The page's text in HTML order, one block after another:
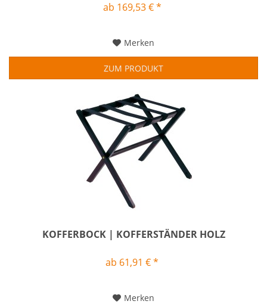
ab 169,53 € *
Merken
ZUM PRODUKT
KOFFERBOCK | KOFFERSTÄNDER HOLZ
ab 61,91 € *
Merken